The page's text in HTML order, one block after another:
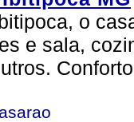
o
e sala,